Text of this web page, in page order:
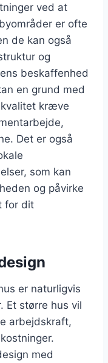
ved at
er ofte
de kan også
og
beskaffenhed
en grund med
kræve
Det er også
som kan
og påvirke
for dit
er naturligvis
Et større hus vil
arbejdskraft,
med